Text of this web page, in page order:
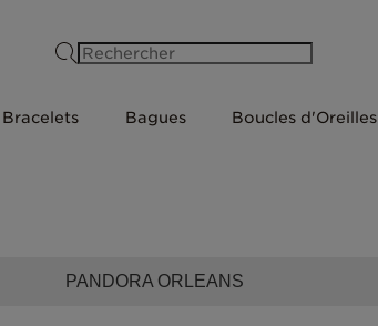
Bracelets Bagues Boucles d'Oreilles
PANDORA ORLEANS